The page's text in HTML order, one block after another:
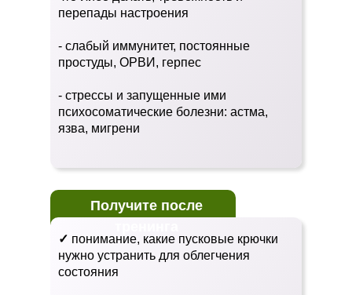
перепады настроения
- слабый иммунитет, постоянные
простуды, ОРВИ, герпес
- стрессы и запущенные ими
психосоматические болезни: астма,
язва, мигрени
Получите после
✓ понимание, какие пусковые крючки
нужно устранить для облегчения
состояния